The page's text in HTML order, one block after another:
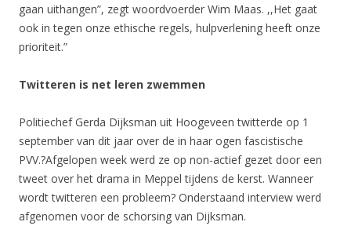
gaan uithangen”, zegt woordvoerder Wim Maas. ,,Het gaat
ook in tegen onze ethische regels, hulpverlening heeft onze
prioriteit.”
Twitteren is net leren zwemmen
Politiechef Gerda Dijksman uit Hoogeveen twitterde op 1
september van dit jaar over de in haar ogen fascistische
PVV.?Afgelopen week werd ze op non-actief gezet door een
tweet over het drama in Meppel tijdens de kerst. Wanneer
wordt twitteren een probleem? Onderstaand interview werd
afgenomen voor de schorsing van Dijksman.